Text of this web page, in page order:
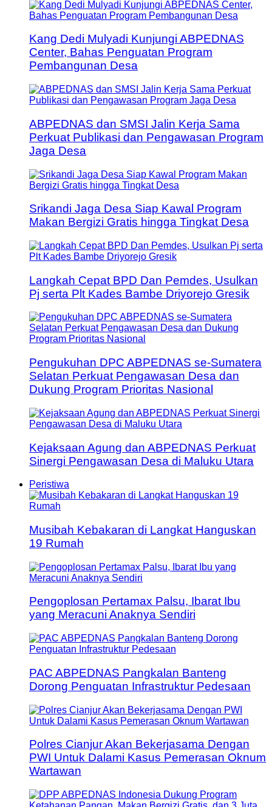
Kang Dedi Mulyadi Kunjungi ABPEDNAS
Center, Bahas Penguatan Program
Pembangunan Desa
ABPEDNAS dan SMSI Jalin Kerja Sama
Perkuat Publikasi dan Pengawasan Program
Jaga Desa
Srikandi Jaga Desa Siap Kawal Program
Makan Bergizi Gratis hingga Tingkat Desa
Langkah Cepat BPD Dan Pemdes, Usulkan
Pj serta Plt Kades Bambe Driyorejo Gresik
Pengukuhan DPC ABPEDNAS se-Sumatera
Selatan Perkuat Pengawasan Desa dan
Dukung Program Prioritas Nasional
Kejaksaan Agung dan ABPEDNAS Perkuat
Sinergi Pengawasan Desa di Maluku Utara
Peristiwa
Musibah Kebakaran di Langkat Hanguskan
19 Rumah
Pengoplosan Pertamax Palsu, Ibarat Ibu
yang Meracuni Anaknya Sendiri
PAC ABPEDNAS Pangkalan Banteng
Dorong Penguatan Infrastruktur Pedesaan
Polres Cianjur Akan Bekerjasama Dengan
PWI Untuk Dalami Kasus Pemerasan Oknum
Wartawan